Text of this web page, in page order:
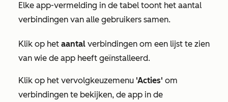
Elke app-vermelding in de tabel toont het aantal
verbindingen van alle gebruikers samen.
Klik op het aantal verbindingen om een lijst te zien
van wie de app heeft geïnstalleerd.
Klik op het vervolgkeuzemenu 'Acties' om
verbindingen te bekijken, de app in de